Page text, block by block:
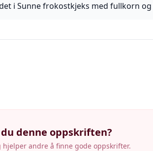
i Sunne frokostkjeks med fullkorn
denne oppskriften?
andre å finne gode oppskrifter.